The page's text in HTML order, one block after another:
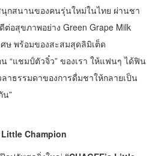
กสนานของคนรุ่นใหม่ในไทย ผ่านชา
สุขภาพอย่าง Green Grape Milk
ษ พร้อมของสะสมสุดลิมิเต็ด
น “แชมป์ตัวจิ๋ว” ของเรา ให้แฟนๆ ได้ฟิน
าธรรมดาของการดื่มชาให้กลายเป็น
”
Little Champion